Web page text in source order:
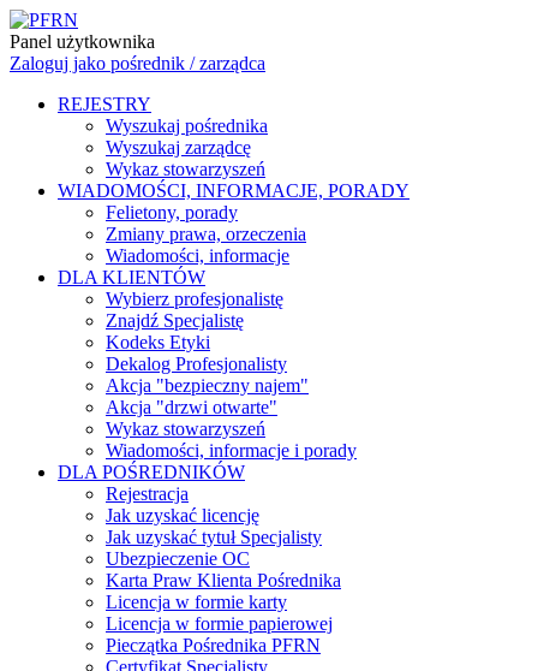
Panel użytkownika
Zaloguj jako pośrednik / zarządca
REJESTRY
Wyszukaj pośrednika
Wyszukaj zarządcę
Wykaz stowarzyszeń
WIADOMOŚCI, INFORMACJE, PORADY
Felietony, porady
Zmiany prawa, orzeczenia
Wiadomości, informacje
DLA KLIENTÓW
Wybierz profesjonalistę
Znajdź Specjalistę
Kodeks Etyki
Dekalog Profesjonalisty
Akcja "bezpieczny najem"
Akcja "drzwi otwarte"
Wykaz stowarzyszeń
Wiadomości, informacje i porady
DLA POŚREDNIKÓW
Rejestracja
Jak uzyskać licencję
Jak uzyskać tytuł Specjalisty
Ubezpieczenie OC
Karta Praw Klienta Pośrednika
Licencja w formie karty
Licencja w formie papierowej
Pieczątka Pośrednika PFRN
Certyfikat Specjalisty